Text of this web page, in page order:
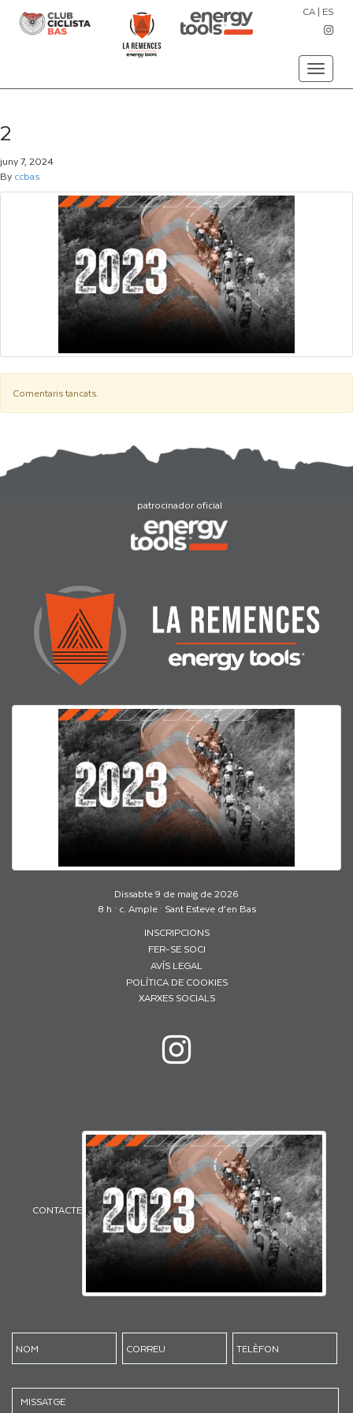
Toggle
CA | ES
2
juny 7, 2024
By ccbas
Comentaris tancats.
patrocinador oficial
Dissabte 9 de maig de 2026
8 h · c. Ample · Sant Esteve d’en Bas
INSCRIPCIONS
FER-SE SOCI
AVÍS LEGAL
POLÍTICA DE COOKIES
XARXES SOCIALS
CONTACTE